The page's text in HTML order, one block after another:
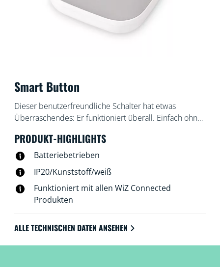
Smart Button
Dieser benutzerfreundliche Schalter hat etwas
Überraschendes: Er funktioniert überall. Einfach ohne
oder dank des integrierten Magneten an einer
Metallfläche befestigen. Nimm ihn mit in jeden Raum
PRODUKT-HIGHLIGHTS
Batteriebetrieben
IP20/Kunststoff/weiß
Funktioniert mit allen WiZ Connected
Produkten
ALLE TECHNISCHEN DATEN ANSEHEN